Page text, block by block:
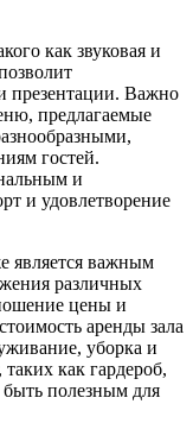
как звуковая и
презентации. Важно
предлагаемые
гостей.
и
и удовлетворение
является важным
различных
цены и
аренды зала
уборка и
как гардероб,
полезным для